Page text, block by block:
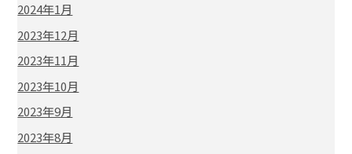
2024年1月
2023年12月
2023年11月
2023年10月
2023年9月
2023年8月